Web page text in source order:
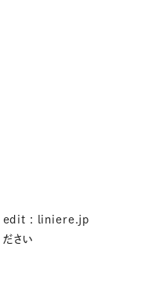
edit : liniere.jp
さい